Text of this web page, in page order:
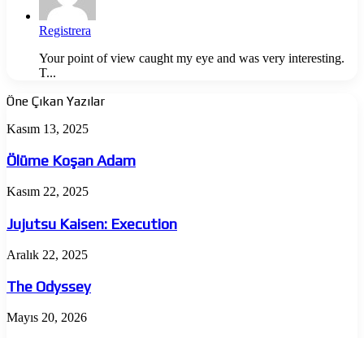
Registrera
Your point of view caught my eye and was very interesting.
T...
Öne Çıkan Yazılar
Ölüme
Adam
Kasım 13, 2025
Ölüme Koşan Adam
Jujutsu
Execution
Kasım 22, 2025
Jujutsu Kaisen: Execution
The
Aralık 22, 2025
The Odyssey
Almina
Mayıs 20, 2026